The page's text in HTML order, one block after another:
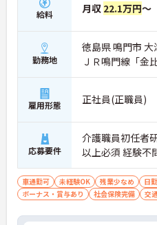
給料 月収 22.1万円～
勤務地
徳島県 鳴門市
ＪＲ鳴門線「金
雇用形態 正社員(正職員)
応募要件
介護職員初任者
以上必須 経験不
車通勤可 未経験OK 残業少なめ 日
ボーナス・賞与あり
社会保険完備 交